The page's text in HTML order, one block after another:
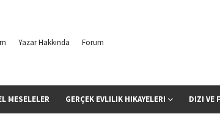
Yazar Hakkında Forum
MESELELER GERÇEK EVLILIK HIKAYELERI DIZI VE